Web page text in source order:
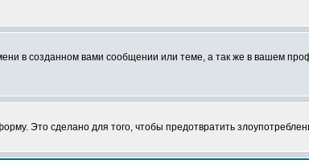
в созданном вами сообщении или теме, а так же в вашем
Это сделано для того, чтобы предотвратить